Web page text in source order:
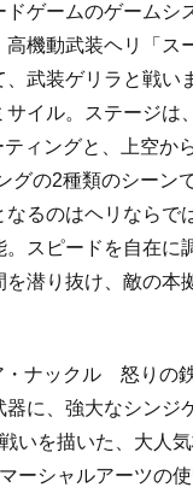
ドゲームのゲームシ
高機動武装ヘリ「ス
、武装ゲリラと戦い
サイル。ステージは
ィングと、上空か
グの2種類のシーン
なるのはヘリならで
。スピードを自在に
潜り抜け、敵の本
ナックル 怒りの鉄
器に、強大なシンジ
いを描いた、大人
ーシャルアーツの